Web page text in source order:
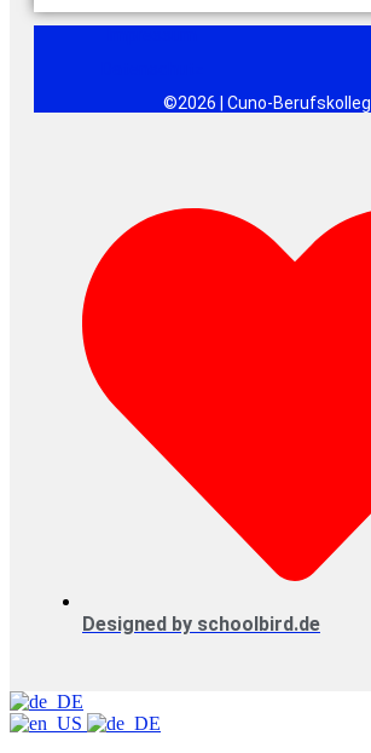
©2026 | Cuno-Berufskolleg I
Designed by schoolbird.de